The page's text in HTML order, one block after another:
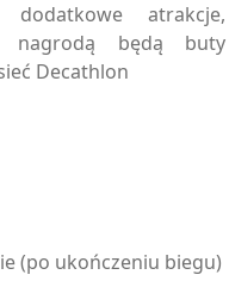
atrakcje,
nagrodą będą buty
Decathlon
(po ukończeniu biegu)